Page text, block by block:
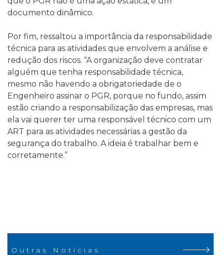
documento dinâmico.
Por fim, ressaltou a importância da responsabilidade
técnica para as atividades que envolvem a análise e
redução dos riscos. “A organização deve contratar
alguém que tenha responsabilidade técnica,
mesmo não havendo a obrigatoriedade de o
Engenheiro assinar o PGR, porque no fundo, assim
estão criando a responsabilização das empresas, mas
ela vai querer ter uma responsável técnico com um
ART para as atividades necessárias a gestão da
segurança do trabalho. A ideia é trabalhar bem e
corretamente.”
Outras Notícias